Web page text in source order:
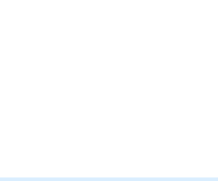
面目的了解，帶來的是人對